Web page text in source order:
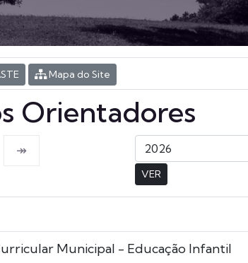
Mapa do Site
Orientadores
↠
VER
Municipal - Educação Infantil